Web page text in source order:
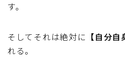
す。
そしてそれは絶対に 【自分自
れる。